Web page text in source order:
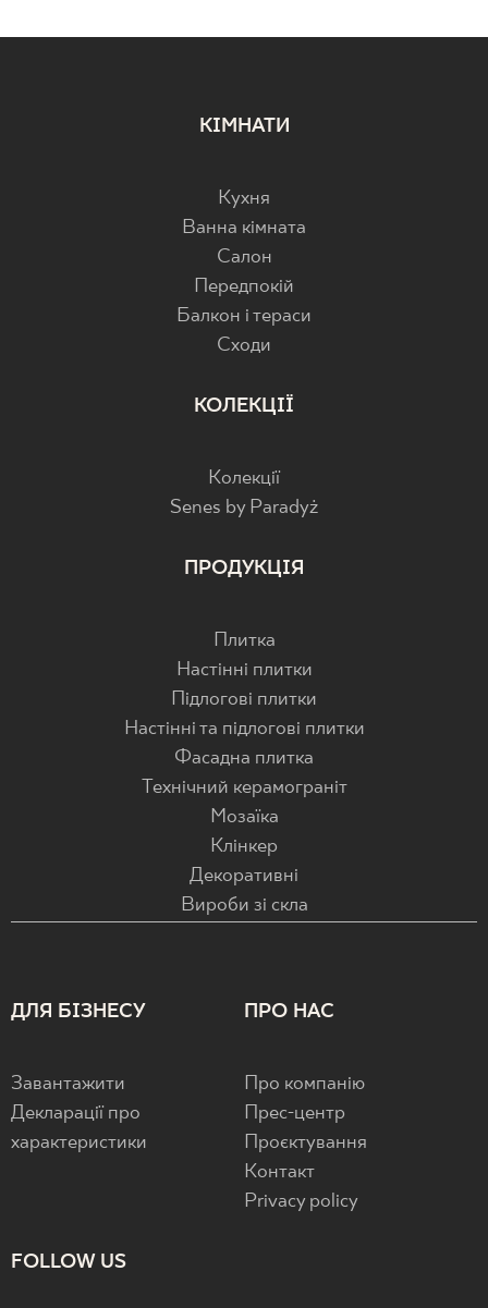
КІМНАТИ
Кухня
Ванна кімната
Салон
Передпокій
Балкон і тераси
Cходи
КОЛЕКЦІЇ
Колекції
Senes by Paradyż
ПРОДУКЦІЯ
Плитка
Настінні плитки
Підлогові плитки
Настінні та підлогові плитки
Фасадна плитка
Технічний керамограніт
Мозаїка
Клінкер
Декоративні
Вироби зі скла
ДЛЯ БІЗНЕСУ
Завантажити
Декларації про
характеристики
ПРО НАС
Про компанію
Прес-центр
Проєктування
Контакт
Privacy policy
FOLLOW US